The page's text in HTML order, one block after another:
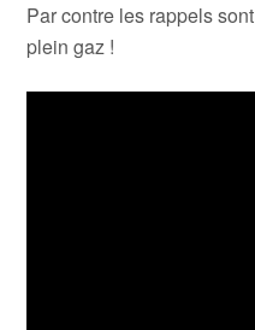
Par contre les rappels
plein gaz !